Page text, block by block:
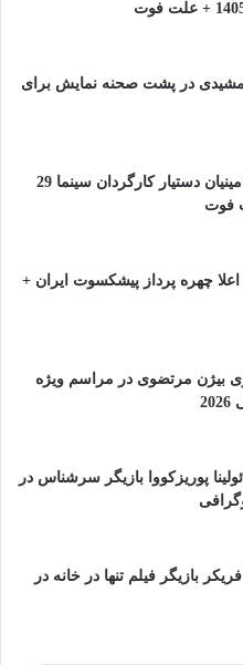
در پشت صحنه نمایش برای
درگذشت رضا امینیان دستیار کارگردان سینما 29
چهره پرداز پیشکسوت ایران +
بیژن مرتضوی در مراسم ویژه
پوریزکووا بازیگر سرشناس در
بازیگر فیلم تنها در خانه در